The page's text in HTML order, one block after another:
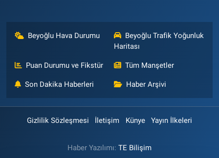
Beyoğlu Hava Durumu
Beyoğlu Trafik Yoğunluk
Haritası
Puan Durumu ve Fikstür Tüm Manşetler
Son Dakika Haberleri Haber Arşivi
Gizlilik Sözleşmesi İletişim Künye Yayın İlkeleri
Haber Yazılımı: TE Bilişim